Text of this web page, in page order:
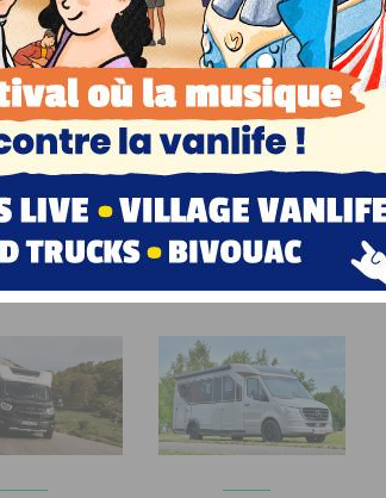
musique
: venez
et
la vanlife
!